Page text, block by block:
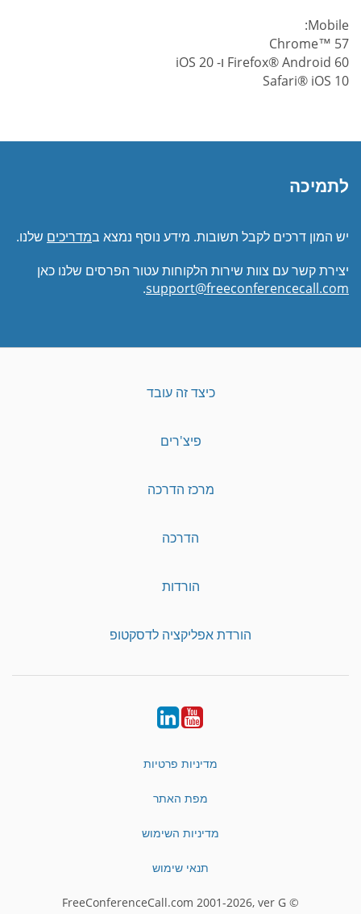
Mobile:
Chrome™ 57
Firefox® Android 60 ו- iOS 20
Safari® iOS 10
לתמיכה
יש המון דרכים לקבל תשובות. מידע נוסף נמצא במדריכים שלנו.
יצירת קשר עם צוות שירות הלקוחות עטור הפרסים שלנו כאן
support@freeconferencecall.com
.
כיצד זה עובד
פיצ'רים
מרכז הדרכה
הדרכה
הורדות
הורדת אפליקציה לדסקטופ
YouTube
LinkedIn
מדיניות פרטיות
מפת האתר
מדיניות השימוש
תנאי שימוש
© FreeConferenceCall.com 2001-2026, ver G